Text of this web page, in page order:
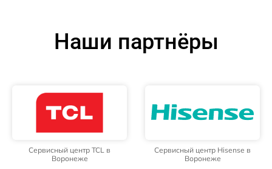
Наши партнёры
Сервисный центр TCL в
Воронеже
Сервисный центр Hisense в
Воронеже